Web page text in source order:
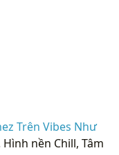
Trên Vibes Như
nền Chill, Tâm